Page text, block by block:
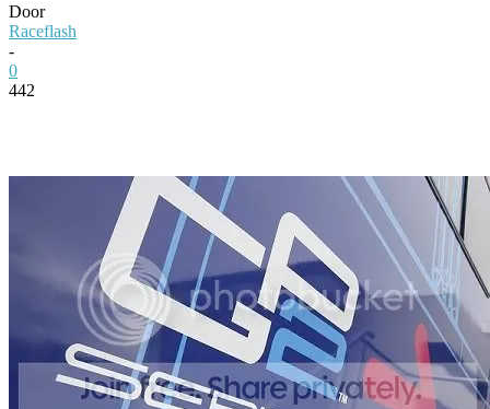
Door
Raceflash
-
0
442